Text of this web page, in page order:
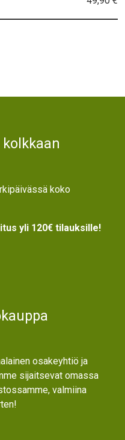
koko
yli 120€ tilauksille!
osakeyhtiö ja
sijaitsevat omassa
valmiina